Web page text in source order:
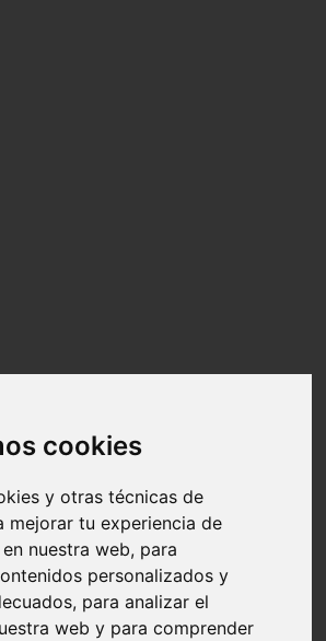
cookies
y otras técnicas de
mejorar tu experiencia de
nuestra web, para
personalizados y
para analizar el
web y para comprender
y Sabias que